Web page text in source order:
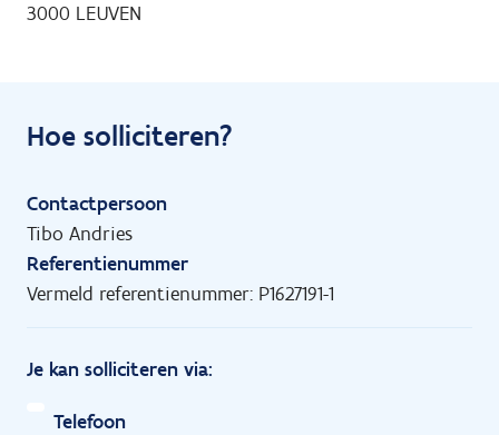
3000 LEUVEN
Hoe solliciteren?
Contactpersoon
Tibo Andries
Referentienummer
Vermeld referentienummer: P1627191-1
Je kan solliciteren via:
Telefoon